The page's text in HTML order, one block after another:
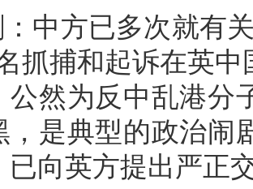
中方已多次就有
抓捕和起诉在英
公然为反中乱港分
，是典型的政治闹
已向英方提出严正